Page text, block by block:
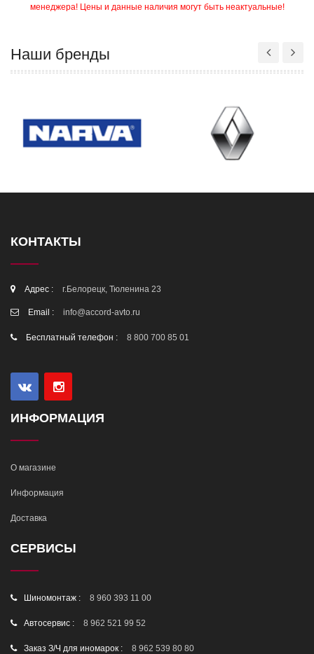
менеджера! Цены и данные наличия могут быть неактуальные!
Наши бренды
КОНТАКТЫ
Адрес : г.Белорецк, Тюленина 23
Email : info@accord-avto.ru
Бесплатный телефон : 8 800 700 85 01
ИНФОРМАЦИЯ
О магазине
Информация
Доставка
СЕРВИСЫ
Шиномонтаж : 8 960 393 11 00
Автосервис : 8 962 521 99 52
Заказ З/Ч для иномарок : 8 962 539 80 80